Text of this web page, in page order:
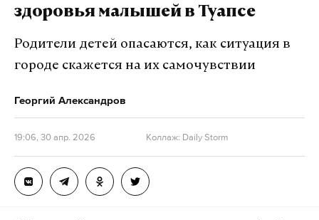
здоровья малышей в Туапсе
Родители детей опасаются, как ситуация в
городе скажется на их самочувствии
Георгий Александров
19:06, 30 апр. 2026 Коллаж: Daily Storm